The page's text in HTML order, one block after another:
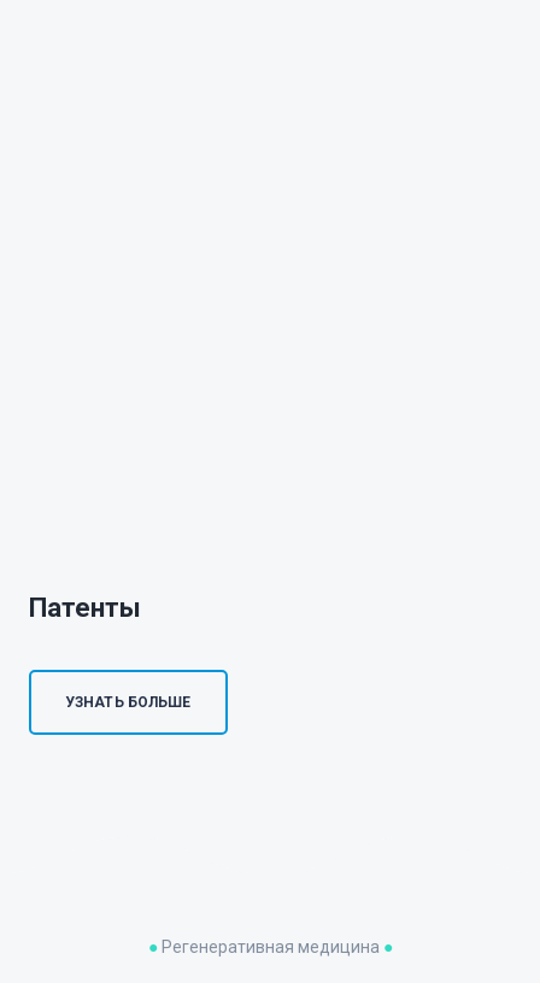
Патенты
УЗНАТЬ БОЛЬШЕ
● Регенеративная медицина ●